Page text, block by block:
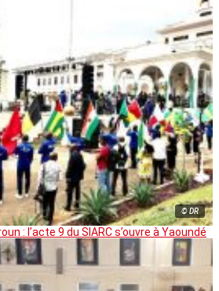
© DR
: l’acte 9 du SIARC s’ouvre à Yaoundé